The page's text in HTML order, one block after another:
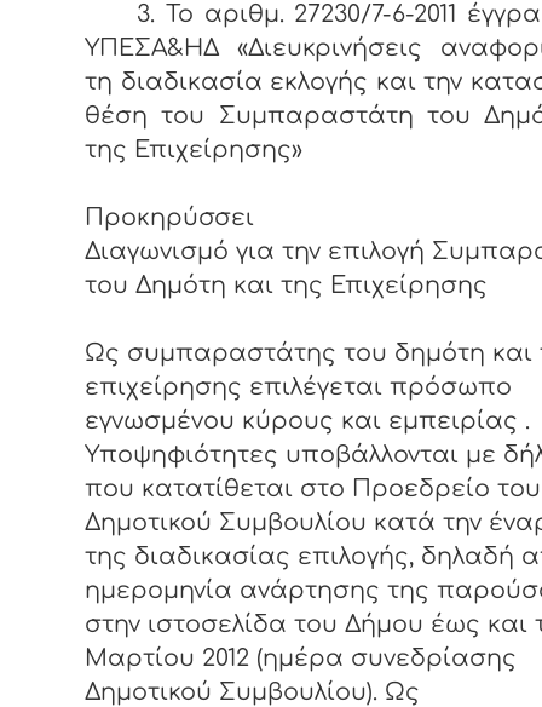
3. Το αριθμ. 27230/7-6-2011
ΥΠΕΣΑ&ΗΔ «Διευκρινήσεις
τη διαδικασία εκλογής και την
θέση του Συμπαραστάτη του
της Επιχείρησης»
Προκηρύσσει
Διαγωνισμό για την επιλογή
του Δημότη και της Επιχείρησης
Ως συμπαραστάτης του δημότη και
επιχείρησης επιλέγεται πρόσωπο
εγνωσμένου κύρους και εμπειρίας .
Υποψηφιότητες υποβάλλονται με
που κατατίθεται στο Προεδρείο του
Δημοτικού Συμβουλίου κατά την
της διαδικασίας επιλογής, δηλαδή
ημερομηνία ανάρτησης της
στην ιστοσελίδα του Δήμου έως και
Μαρτίου 2012 (ημέρα συνεδρίασης
Δημοτικού Συμβουλίου). Ως